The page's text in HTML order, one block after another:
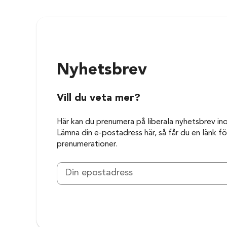
Nyhetsbrev
Vill du veta mer?
Här kan du prenumera på liberala nyhetsbrev
Lämna din e-postadress här, så får du en länk
prenumerationer.